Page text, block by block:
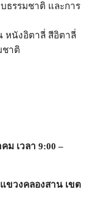
ธรรมชาติ และการ
หนังอิตาลี่ สีอิตาลี่
ชาติ
ม เวลา 9:00 –
แขวงคลองสาน เขต